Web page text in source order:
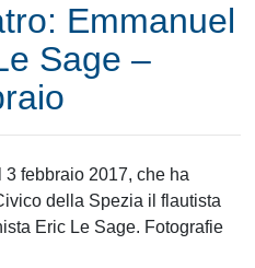
Emmanuel
Sage –
febbraio 2017, che ha
della Spezia il flautista
Eric Le Sage. Fotografie